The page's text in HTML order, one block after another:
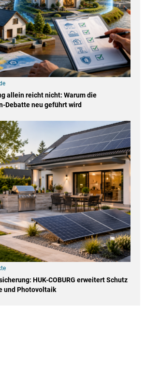
allein reicht nicht: Warum die
Debatte neu geführt wird
HUK-COBURG erweitert Schutz
und Photovoltaik